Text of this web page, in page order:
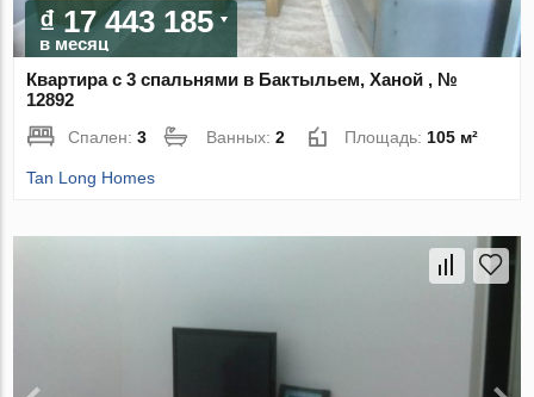
₫ 17 443 185
в месяц
Квартира с 3 спальнями в Бактыльем, Ханой , №
12892
Спален:3 Ванных:2 Площадь:105 м²
Tan Long Homes